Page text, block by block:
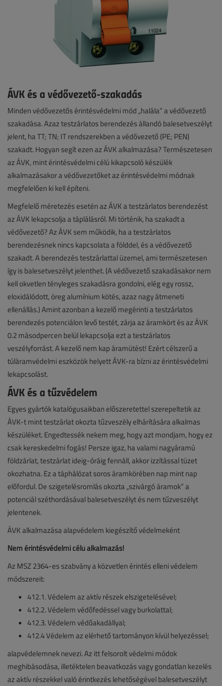
ÁVK és a védővezető-szakadás
Minden védővezetős érintésvédelmi mód „halála” a védővezető
szakadása. Azaz testzárlatos berendezés állandó balesetveszélyt
jelent, ha TT; TN; IT rendszerekben a védővezető (PE; PEN)
szakadt. Hogyan segít ezen az ÁVK alkalmazása? Természetesen
az ÁVK, mint érintésvédelmi célú kikapcsoló készülék
alkalmazásakor a védővezetőket az érintésvédelmi módnak
megfelelően ki kell építeni.
Megfelelő méretezés esetén az ÁVK a testzárlatos berendezést
az ÁVK lekapcsolja a táplálásról. Mi történik, ha szakadt a
védővezető? Az ÁVK sem működik, ha a testzárlatos
berendezésnek nincs kapcsolata a földdel, és a védővezető
szakadt. A berendezés testzárlattal üzemel, ami természetesen
így is balesetveszélyt jelenthet. (A védővezető szakadásakor nem
kell okvetlen tényleges szakadásra gondolni, elég egy rossz,
eloxidálódott, öreg alumínium kötés, azaz nagy átmeneti
ellenállás.) Amint azonban a kezelő megérinti a testzárlatos
berendezés potenciálon levő testét, zárja az áramkört és az ÁVK
0.2 másodpercen belül lekapcsolja ezt a testzárlatos
veszélyforrást. A kezelő nem kap áramütést! Ezért célszerű a
túláramvédelmi eszközök helyett ÁVK-ra bízni az érintésvédelmi
lekapcsolást.
ÁVK és a tűzvédelem
Egyes gyártók katalógusaikban előszeretettel szerepeltetik az
ÁVK-t mint testzárlat okozta tűzveszély elhárítására alkalmas
készüléket. Engedtessék nekem meg, hogy azt mondjam, hogy ez
csak kereskedelmi fogás! Persze igaz, ha valami nagyáramú
földzárlat, testzárlat ideig-óráig fennáll, akkor izzítással tüzet
okozhatna. Ez a táphálózat soros áramkörében nap mint nap
előfordul. De szigetelésromlás okozta „szivárgó áramok” a
potenciál széthordásával balesetveszélyt és nem tűzveszélyt
jelentenek.
ÁVK alkalmazása alapvédelem kiegészítő védelmeként
Nem érintésvédelmi célú alkalmazás!
Az MSZ 2364-es szabvány a közvetlen érintés elleni védelem
módszereit:
412.1. Védelem az aktív részek elszigetelésével;
412.2. Védelem védőfedéssel vagy burkolattal;
412.3. Védelem védőakadállyal;
412.4 Védelem az elérhető tartományon kívül helyezéssel;
alapvédelemnek nevezi. Az itt felsorolt védelmi módok
meghibásodása, illetéktelen beavatkozás vagy gondatlan kezelés
az aktív részekkel való érintkezés lehetőségével balesetveszélyt